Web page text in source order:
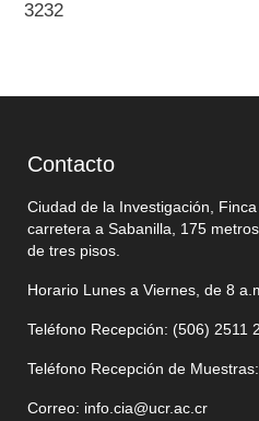
3232
Contacto
Ciudad de la Investigación,
carretera a Sabanilla, 175
de tres pisos.
Horario Lunes a Viernes, de 8
Teléfono Recepción: (506) 2511
Teléfono Recepción de
Correo: info.cia@ucr.ac.cr